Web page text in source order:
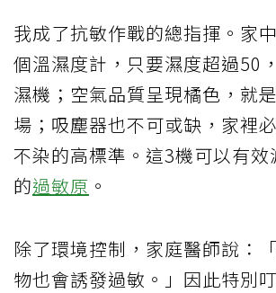
我成了抗敏作戰的總指揮。家
個溫濕度計，只要濕度超過50
濕機；空氣品質呈現橘色，就
場；吸塵器也不可或缺，家裡
不染的高標準。這3機可以有效
的過敏原 。
除了環境控制，家庭醫師說：
物也會誘發過敏。」因此特別